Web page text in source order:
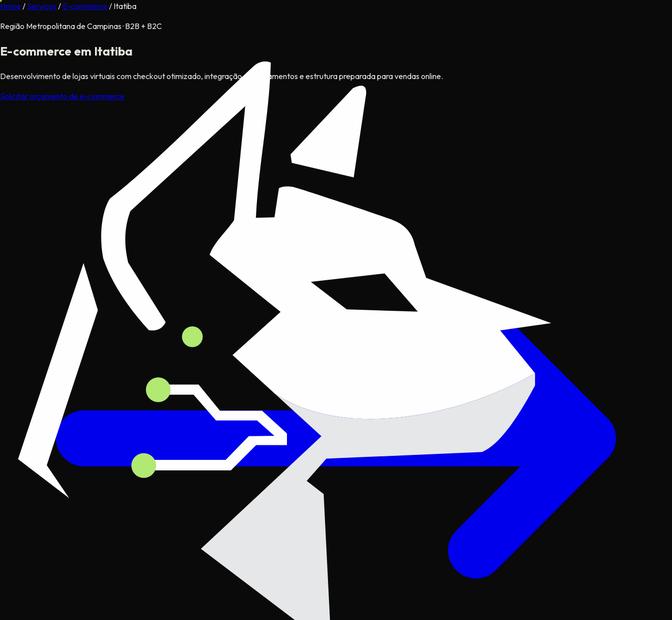
Home/ Serviços / E-commerce/ Itatiba
Região Metropolitana de Campinas · B2B + B2C
E-commerce em Itatiba
Desenvolvimento de lojas virtuais com checkout otimizado, integração de pagamentos e estrutura preparada para vendas online.
Solicitar orçamento de e-commerce